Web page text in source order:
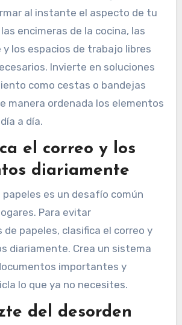
al instante el aspecto de tu
encimeras de la cocina, las
los espacios de trabajo libres
Invierte en soluciones
como cestas o bandejas
manera ordenada los elementos
a día.
el correo y los
diariamente
papeles es un desafío común
Para evitar
de papeles, clasifica el correo y
diariamente. Crea un sistema
importantes y
lo que ya no necesites.
del desorden